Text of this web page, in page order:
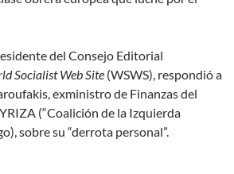
del Consejo Editorial
Socialist Web Site (WSWS), respondió a
exministro de Finanzas del
(“Coalición de la Izquierda
sobre su “derrota personal”.